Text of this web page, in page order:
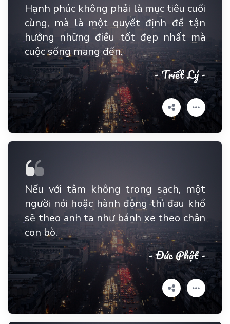
Hạnh phúc không phải là mục tiêu cuối
cùng, mà là một quyết định để tận
hưởng những điều tốt đẹp nhất mà
cuộc sống mang đến.
- Triết Lý -
Nếu với tâm không trong sạch, một
người nói hoặc hành động thì đau khổ
sẽ theo anh ta như bánh xe theo chân
con bò.
- Đức Phật -